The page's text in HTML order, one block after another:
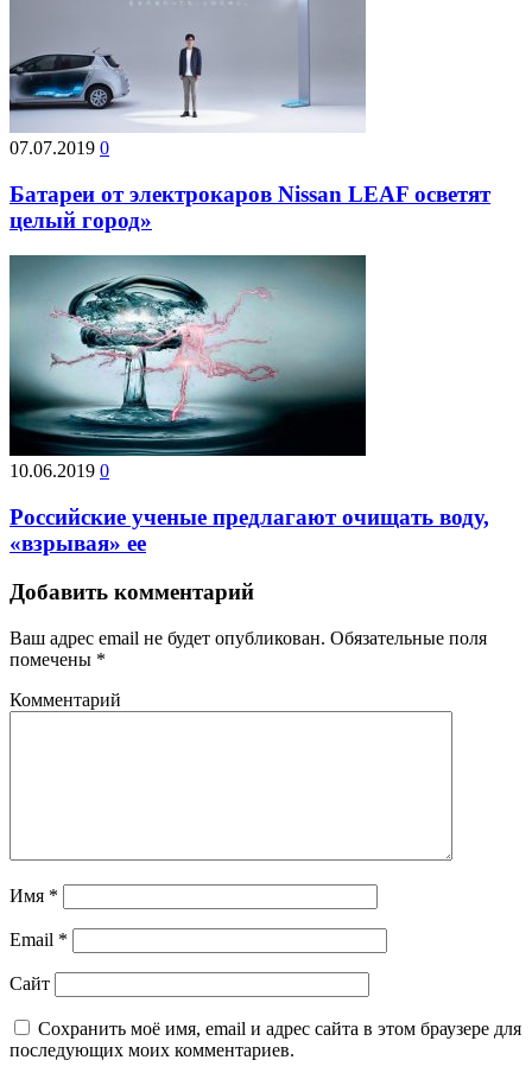
07.07.2019 0
Батареи от электрокаров Nissan LEAF осветят
целый город»
10.06.2019 0
Российские ученые предлагают очищать воду,
«взрывая» ее
Добавить комментарий
Ваш адрес email не будет опубликован. Обязательные поля
помечены *
Комментарий
Имя *
Email *
Сайт
Сохранить моё имя, email и адрес сайта в этом браузере для
последующих моих комментариев.